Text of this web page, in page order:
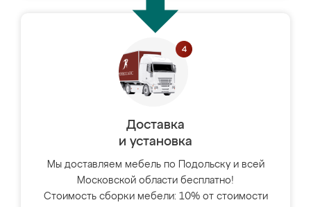
Доставка
и установка
Мы доставляем мебель по Подольску и всей
Московской области бесплатно!
Стоимость сборки мебели: 10% от стоимости